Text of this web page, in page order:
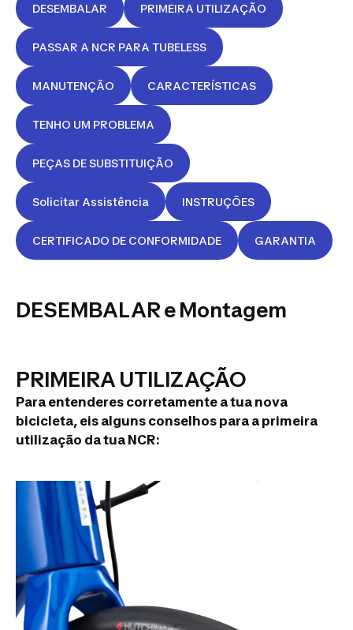
DESEMBALAR PRIMEIRA UTILIZAÇÃO
PASSAR A NCR PARA TUBELESS
MANUTENÇÃO CARACTERÍSTICAS
TENHO UM PROBLEMA
PEÇAS DE SUBSTITUIÇÃO
Solicitar Assistência INSTRUÇÕES
CERTIFICADO DE CONFORMIDADE GARANTIA
DESEMBALAR e Montagem
VAN
RYSEL
NCR CF
instruções,
PRIMEIRA UTILIZAÇÃO
Para entenderes corretamente a tua nova
bicicleta, eis alguns conselhos para a primeira
utilização da tua NCR: